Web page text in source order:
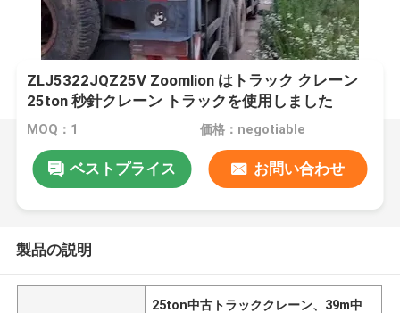
ZLJ5322JQZ25V Zoomlion はトラック クレーン
25ton 秒針クレーン トラックを使用しました
MOQ：1 価格：negotiable
ベストプライス お問い合わせ
製品の説明
25ton中古トラッククレーン、39m中